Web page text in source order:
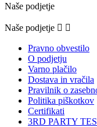
Naše podjetje
Naše podjetje  
Pravno obvestilo
O podjetju
Varno plačilo
Dostava in vračila
Pravilnik o
Politika piškotkov
Certifikati
3RD PARTY